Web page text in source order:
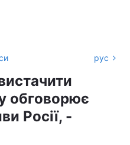
рус
обговорює
Росії, -